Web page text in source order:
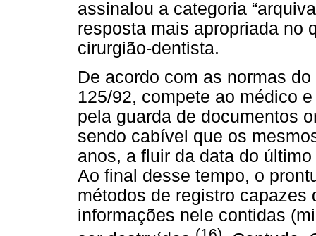
assinalou a categoria
resposta mais apropriada no
cirurgião-dentista.
De acordo com as normas
125/92, compete ao médico
pela guarda de documentos
sendo cabível que os
anos, a fluir da data do
Ao final desse tempo, o
métodos de registro capazes
informações nele contidas